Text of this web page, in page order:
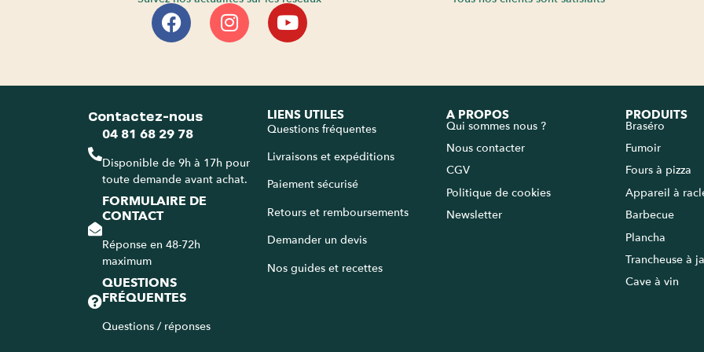
Contactez-nous
04 81 68 29 78
Disponible de 9h à 17h pour
toute demande avant achat.
FORMULAIRE DE
CONTACT
Réponse en 48-72h
maximum
QUESTIONS
FRÉQUENTES
Questions / réponses
LIENS UTILES
Questions fréquentes
Livraisons et expéditions
Paiement sécurisé
Retours et remboursements
Demander un devis
Nos guides et recettes
A PROPOS
Qui sommes nous ?
Nous contacter
CGV
Politique de cookies
Newsletter
PRODUITS
Braséro
Fumoir
Fours à pizza
Appareil à
Barbecue
Plancha
Trancheuse à
Cave à vin